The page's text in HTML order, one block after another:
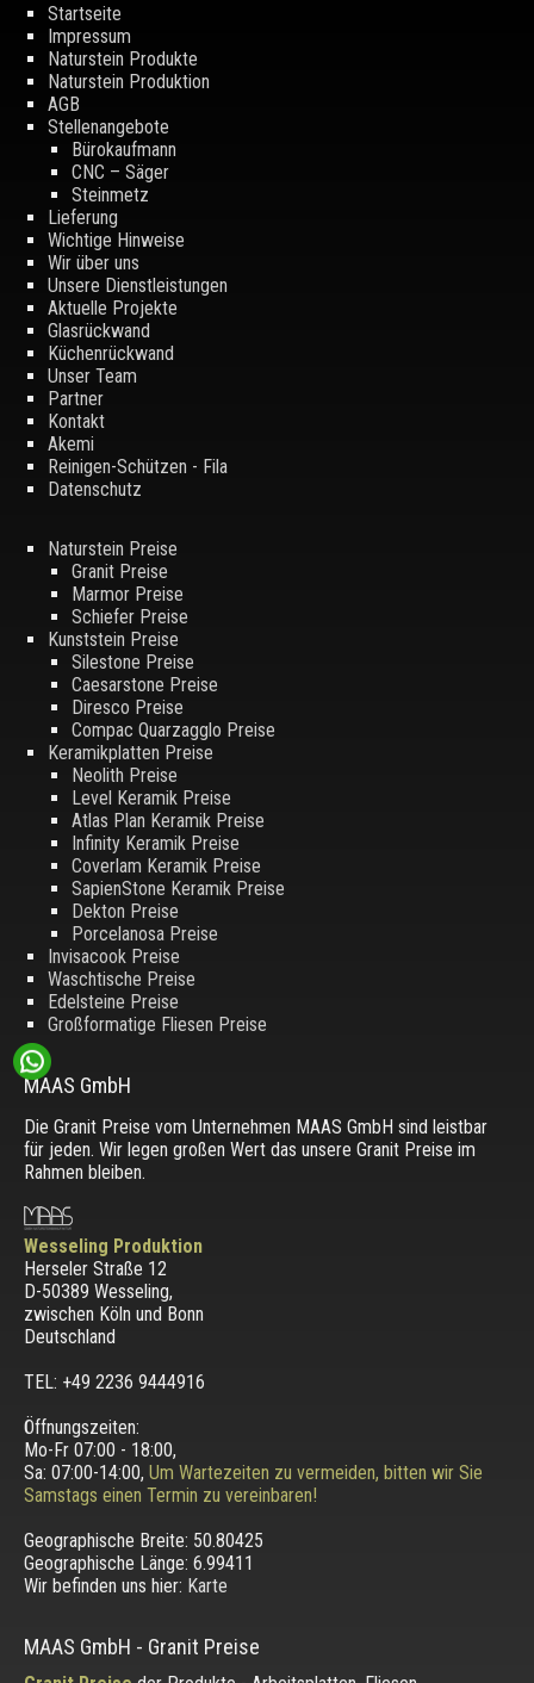
Startseite
Impressum
Naturstein Produkte
Naturstein Produktion
AGB
Stellenangebote
Bürokaufmann
CNC – Säger
Steinmetz
Lieferung
Wichtige Hinweise
Wir über uns
Unsere Dienstleistungen
Aktuelle Projekte
Glasrückwand
Küchenrückwand
Unser Team
Partner
Kontakt
Akemi
Reinigen-Schützen - Fila
Datenschutz
Naturstein Preise
Granit Preise
Marmor Preise
Schiefer Preise
Kunststein Preise
Silestone Preise
Caesarstone Preise
Diresco Preise
Compac Quarzagglo Preise
Keramikplatten Preise
Neolith Preise
Level Keramik Preise
Atlas Plan Keramik Preise
Infinity Keramik Preise
Coverlam Keramik Preise
SapienStone Keramik Preise
Dekton Preise
Porcelanosa Preise
Invisacook Preise
Waschtische Preise
Edelsteine Preise
Großformatige Fliesen Preise
MAAS GmbH
Die Granit Preise vom Unternehmen MAAS GmbH sind leistbar
für jeden. Wir legen großen Wert das unsere Granit Preise im
Rahmen bleiben.
Wesseling Produktion
Herseler Straße 12
D-50389 Wesseling,
zwischen Köln und Bonn
Deutschland
TEL: +49 2236 9444916
Öffnungszeiten:
Mo-Fr 07:00 - 18:00,
Sa: 07:00-14:00, Um Wartezeiten zu vermeiden, bitten wir Sie
Samstags einen Termin zu vereinbaren!
Geographische Breite: 50.80425
Geographische Länge: 6.99411
Wir befinden uns hier: Karte
MAAS GmbH - Granit Preise